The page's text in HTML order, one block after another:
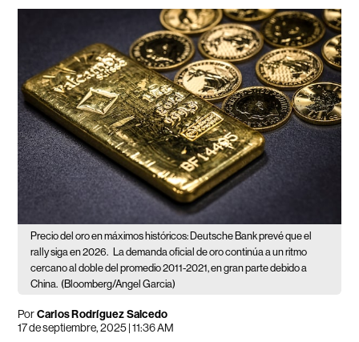
Precio del oro en máximos históricos: Deutsche Bank prevé que el
rally siga en 2026.
La demanda oficial de oro continúa a un ritmo
cercano al doble del promedio 2011-2021, en gran parte debido a
China. (Bloomberg/Angel Garcia)
PorCarlos Rodríguez Salcedo
17 de septiembre, 2025 | 11:36 AM